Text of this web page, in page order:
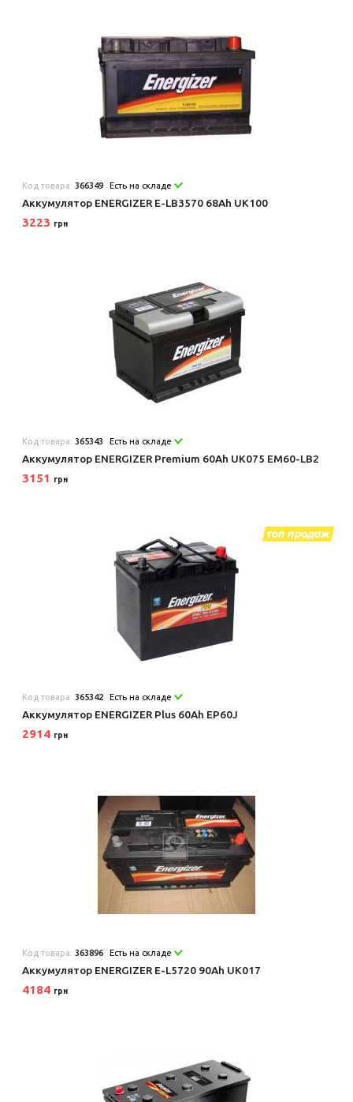
Код товара:366349 Есть на складе
Аккумулятор ENERGIZER E-LB3570 68Ah UK100
3223 грн
Код товара:365343 Есть на складе
Аккумулятор ENERGIZER Premium 60Ah UK075 EM60-LB2
3151 грн
Код товара:365342 Есть на складе
Аккумулятор ENERGIZER Plus 60Ah EP60J
2914 грн
Код товара:363896 Есть на складе
Аккумулятор ENERGIZER E-L5720 90Ah UK017
4184 грн